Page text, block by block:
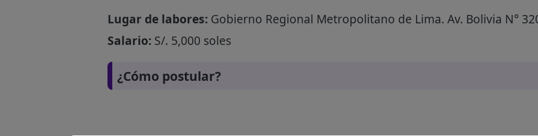
Lugar de labores:Gobierno Regional Metropolitano de Lima. Av. Bolivia N°
Salario:S/. 5,000 soles
¿Cómo postular?